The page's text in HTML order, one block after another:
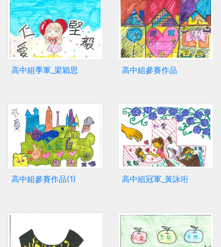
高中組季軍_梁穎思 高中組參賽作品
高中組參賽作品(1) 高中組冠軍_黃詠珩